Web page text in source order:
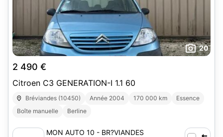
20
2 490 €
Citroen C3 GENERATION-I 1.1 60
Bréviandes (10450) Année 2004 170 000 km
Essence
Boîte manuelle
Berline
MON AUTO 10 - BR?VIANDES